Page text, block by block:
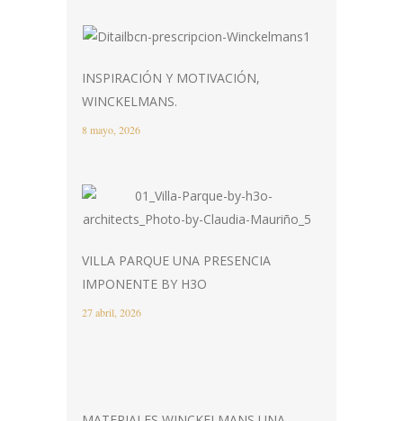
INSPIRACIÓN Y MOTIVACIÓN,
WINCKELMANS.
8 mayo, 2026
VILLA PARQUE UNA PRESENCIA
IMPONENTE BY H3O
27 abril, 2026